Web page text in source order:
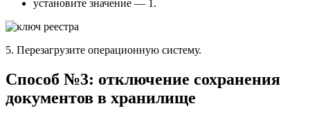
установите значение — 1.
5. Перезагрузите операционную систему.
Способ №3: отключение сохранения
документов в хранилище